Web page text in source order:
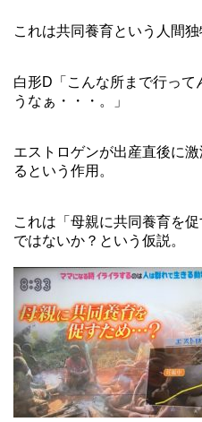
これは共同養育という人間
白形D「こんな所まで行って
うなぁ・・・。」
エストロゲンが出産直後に
るという作用。
これは「母親に共同養育を
ではないか？という仮説。